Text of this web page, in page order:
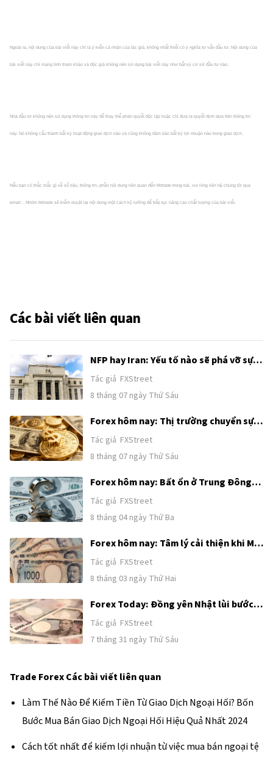
Ngoài ra, nội dung của bài viết này chỉ là ý kiến cá nhân của tác giả, không nhất thiết có ý nghĩa tư vấn đầu tư. Nội dung của
bài viết này chỉ mang tính tham khảo và độc giả không nên sử dụng bài viết này như bất kỳ cơ sở đầu tư nào.
Nhà đầu tư không nên sử dụng thông tin này để thay thế phán quyết độc lập hoặc chỉ đưa ra quyết định dựa trên thông tin
này. Nó không cấu thành bất kỳ hoạt động giao dịch nào và cũng không đảm bảo bất kỳ lợi nhuận nào trong giao dịch.
Nếu bạn có thắc mắc gì về số liệu, thông tin, phần nội dung liên quan đến Mitrade trong bài, vui lòng liên hệ chúng tôi qua
email: . Nhóm Mitrade sẽ kiểm duyệt lại nội dung một cách kỹ lưỡng để tiếp tục nâng cao chất lượng của bài viết.
Các bài viết liên quan
NFP hay Iran: Yếu tố nào sẽ phá vỡ sự
tích luỹ của Chỉ số đô la Mỹ?
Tác giả FXStreet
8 tháng 07 ngày Thứ Sáu
Forex hôm nay: Thị trường chuyển sự
chú ý từ Trung Đông sang Bảng lương
phi nông nghiệp của Mỹ
Tác giả FXStreet
8 tháng 07 ngày Thứ Sáu
Forex hôm nay: Bất ổn ở Trung Đông
tiếp tục hỗ trợ USD trước loạt dữ liệu
tiếp theo của Mỹ
Tác giả FXStreet
8 tháng 04 ngày Thứ Ba
Forex hôm nay: Tâm lý cải thiện khi Mỹ
và Iran nối lại nỗ lực tìm kiếm giải pháp
ngoại giao
Tác giả FXStreet
8 tháng 03 ngày Thứ Hai
Forex Today: Đồng yên Nhật lùi bước
sau khi tăng mạnh nhờ nghi ngờ can
thiệp, BoJ giữ nguyên chính sách
Tác giả FXStreet
7 tháng 31 ngày Thứ Sáu
Trade ForexCác bài viết liên quan
Làm Thế Nào Để Kiếm Tiền Từ Giao Dịch Ngoại Hối? Bốn
Bước Mua Bán Giao Dịch Ngoại Hối Hiệu Quả Nhất 2024
Cách tốt nhất để kiếm lợi nhuận từ việc mua bán ngoại tệ